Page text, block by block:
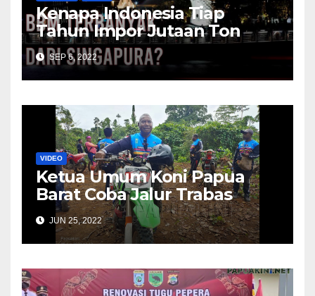
Kenapa Indonesia Tiap
Tahun Impor Jutaan Ton
BBM Dari Singapura?
SEP 6, 2022
VIDEO
Ketua Umum Koni Papua
Barat Coba Jalur Trabas
Bersama Dominggus
Mandacan
JUN 25, 2022